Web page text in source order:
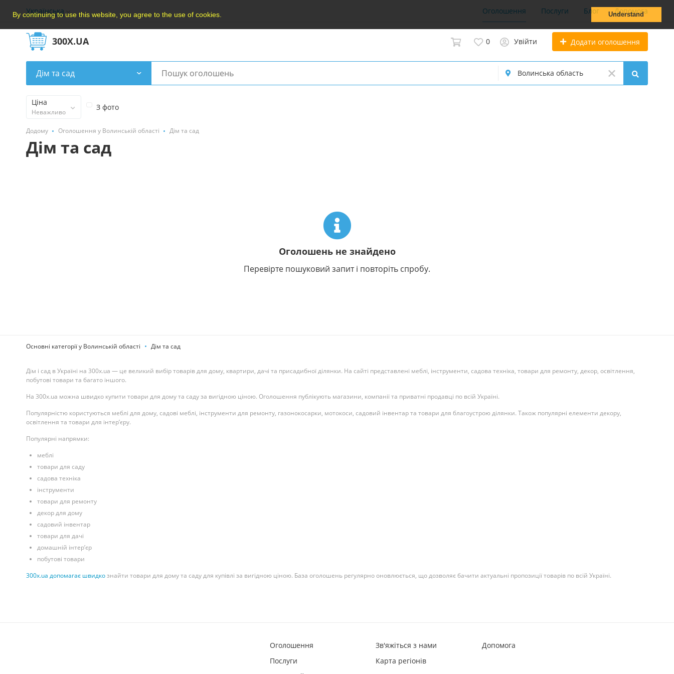
By continuing to use this website, you agree to the use of cookies. Understand
Українська Оголошення Послуги Блог Допомога
300X.UA 0 Увійти Додати оголошення
Дім та сад
Ціна
Неважливо
З фото
Додому Оголошення у Волинській області Дім та сад
Дім та сад
Оголошень не знайдено
Перевірте пошуковий запит і повторіть спробу.
Основні категорії у Волинській області Дім та сад
Дім і сад в Україні на 300x.ua — це великий вибір товарів для дому, квартири, дачі та присадибної ділянки. На сайті представлені меблі, інструменти, садова техніка, товари для ремонту, декор, освітлення,
побутові товари та багато іншого.
На 300x.ua можна швидко купити товари для дому та саду за вигідною ціною. Оголошення публікують магазини, компанії та приватні продавці по всій Україні.
Популярністю користуються меблі для дому, садові меблі, інструменти для ремонту, газонокосарки, мотокоси, садовий інвентар та товари для благоустрою ділянки. Також популярні елементи декору,
освітлення та товари для інтер’єру.
Популярні напрямки:
меблі
товари для саду
садова техніка
інструменти
товари для ремонту
декор для дому
садовий інвентар
товари для дачі
домашній інтер’єр
побутові товари
300x.ua допомагає швидкознайти товари для дому та саду для купівлі за вигідною ціною. База оголошень регулярно оновлюється, що дозволяє бачити актуальні пропозиції товарів по всій Україні.
Оголошення
Послуги
Зв'яжіться з нами
Карта регіонів
Допомога